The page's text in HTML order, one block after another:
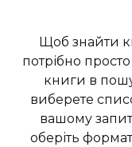
Щоб знайти
потрібно
книги в
виберете
вашому
оберіть